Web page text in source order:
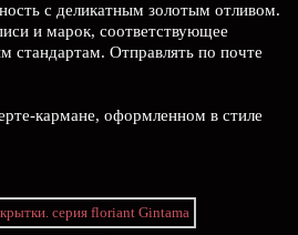
с деликатным золотым отливом.
и марок, соответствующее
Отправлять по почте
кармане, оформленном в стиле